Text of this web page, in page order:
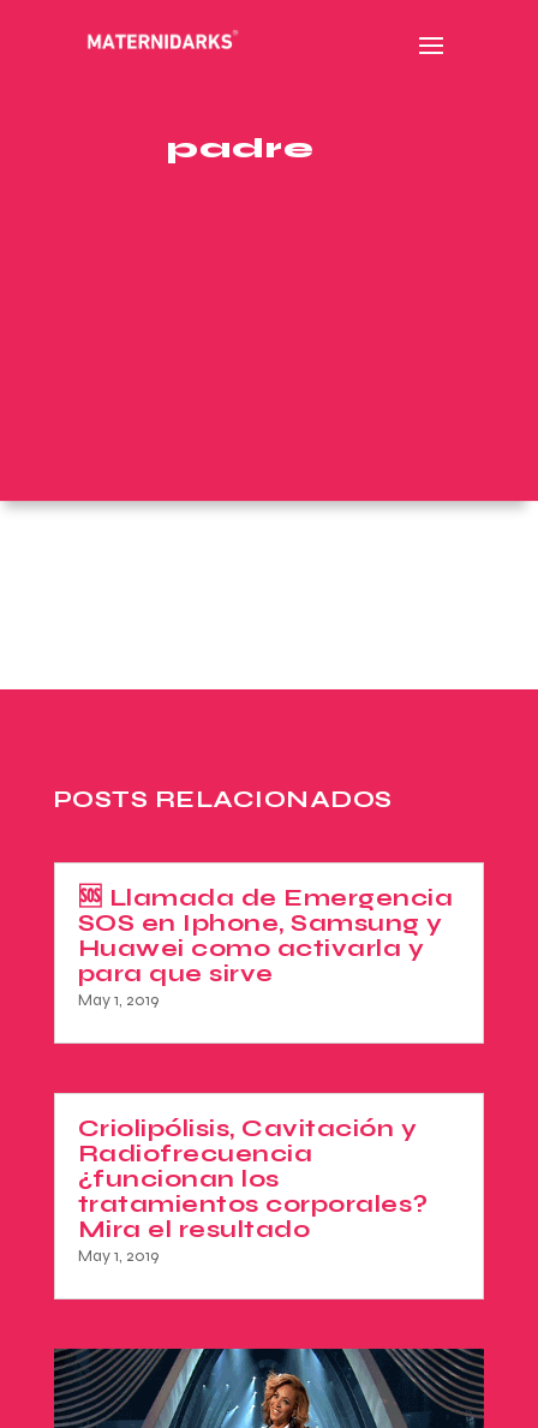
padre
POSTS RELACIONADOS
🆘 Llamada de Emergencia
SOS en Iphone, Samsung y
Huawei como activarla y
para que sirve
May 1, 2019
Criolipólisis, Cavitación y
Radiofrecuencia
¿funcionan los
tratamientos corporales?
Mira el resultado
May 1, 2019